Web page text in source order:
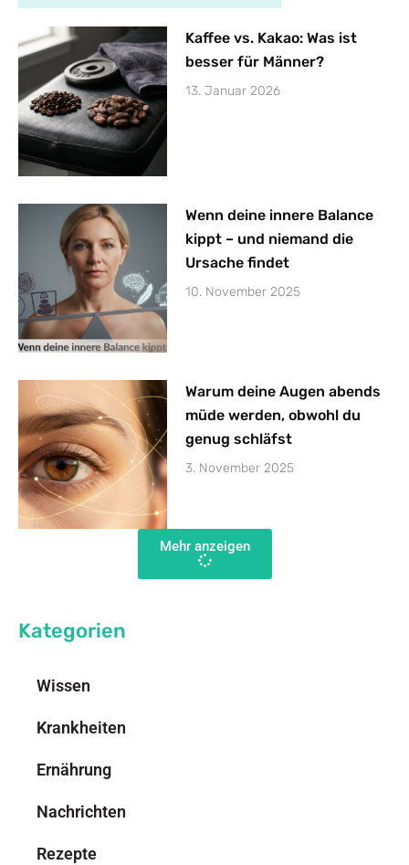
Kaffee vs. Kakao: Was ist
besser für Männer?
13. Januar 2026
Wenn deine innere Balance
kippt – und niemand die
Ursache findet
10. November 2025
Warum deine Augen abends
müde werden, obwohl du
genug schläfst
3. November 2025
Mehr anzeigen
Kategorien
Wissen
Krankheiten
Ernährung
Nachrichten
Rezepte